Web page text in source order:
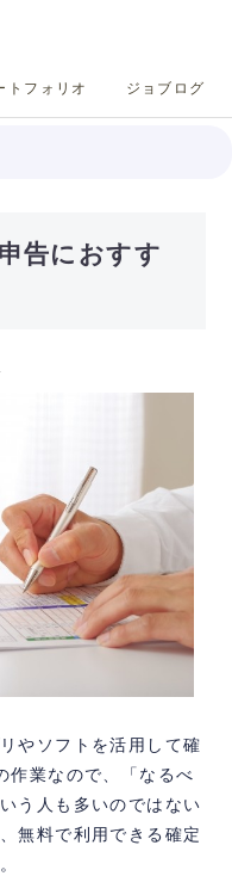
トフォリオ ジョブログ
告におすす
やソフトを活用して確
作業なので、「なるべ
う人も多いのではない
無料で利用できる確定